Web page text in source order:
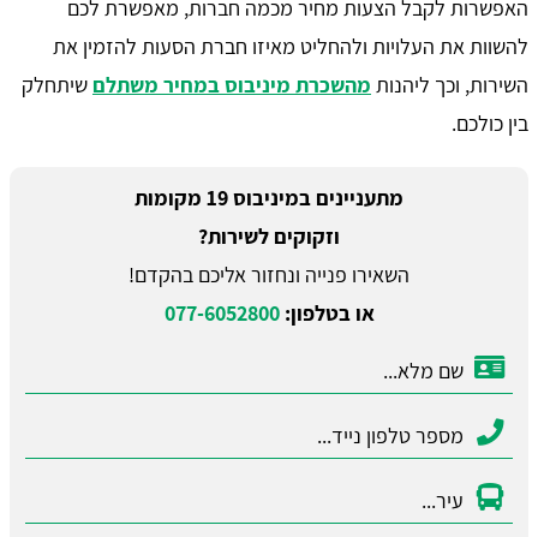
האפשרות לקבל הצעות מחיר מכמה חברות, מאפשרת לכם
להשוות את העלויות ולהחליט מאיזו חברת הסעות להזמין את
השירות, וכך ליהנות מהשכרת מיניבוס במחיר משתלם שיתחלק
בין כולכם.
מתעניינים במיניבוס 19 מקומות
וזקוקים לשירות?
השאירו פנייה ונחזור אליכם בהקדם!
או בטלפון:077-6052800